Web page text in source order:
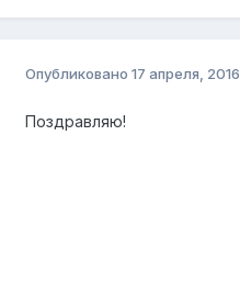
Опубликовано 17 апреля, 2016
Поздравляю!